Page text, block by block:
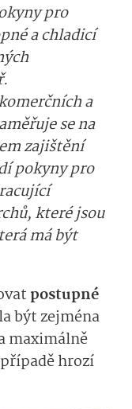
pro
a chladicí
a
se na
zajištění
pokyny pro
které jsou
má být
postupné
být zejména
maximálně
případě hrozí